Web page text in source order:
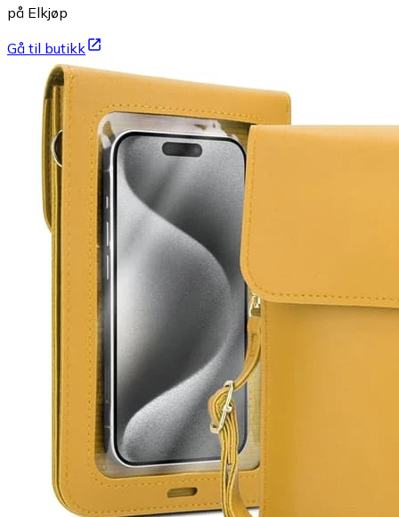
på Elkjøp
Gå til butikk